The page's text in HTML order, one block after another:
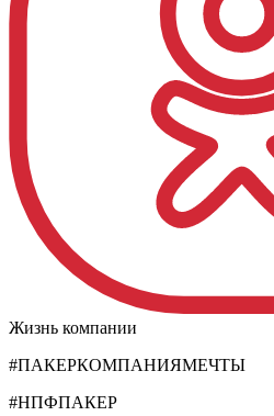
Жизнь компании
#ПАКЕРКОМПАНИЯМЕЧТЫ
#НПФПАКЕР